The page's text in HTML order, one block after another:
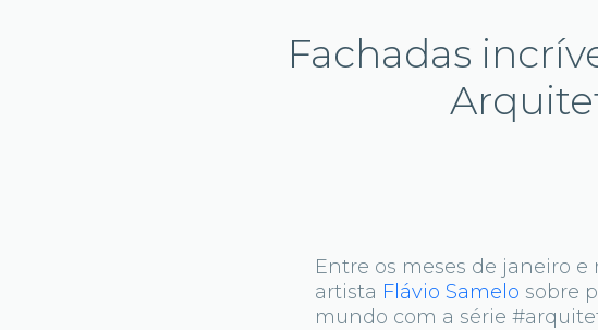
Fachadas
Entre os meses de janeiro
artista Flávio Samelo sobre
mundo com a série